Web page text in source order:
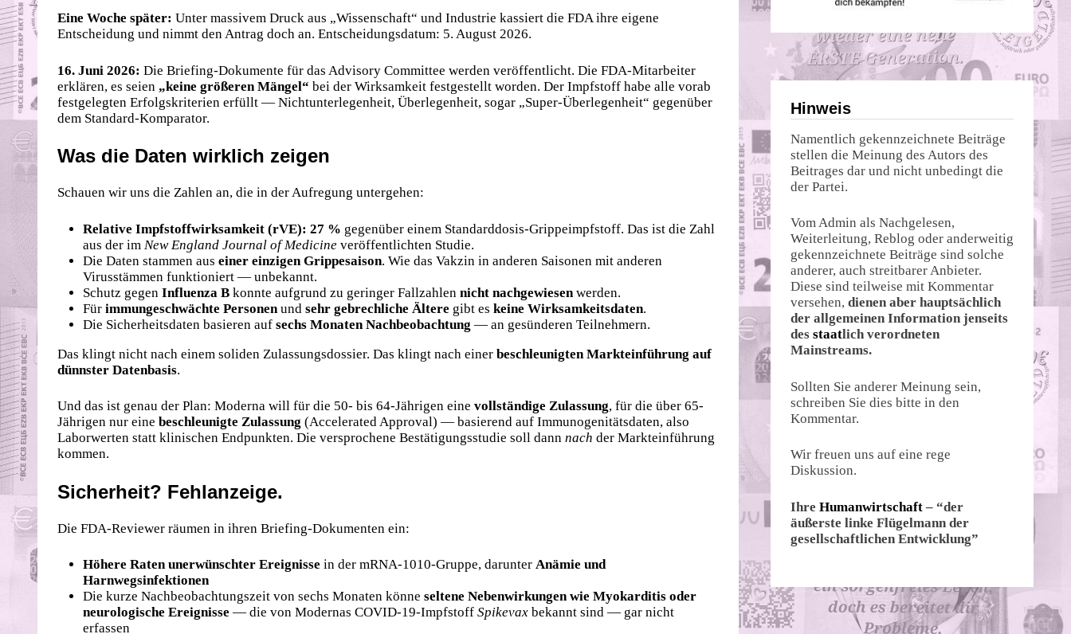
Eine Woche später: Unter massivem Druck aus „Wissenschaft“ und Industrie kassiert die FDA ihre eigene
Entscheidung und nimmt den Antrag doch an. Entscheidungsdatum: 5. August 2026.
16. Juni 2026: Die Briefing-Dokumente für das Advisory Committee werden veröffentlicht. Die FDA-Mitarbeiter
erklären, es seien „keine größeren Mängel“ bei der Wirksamkeit festgestellt worden. Der Impfstoff habe alle vorab
festgelegten Erfolgskriterien erfüllt — Nichtunterlegenheit, Überlegenheit, sogar „Super-Überlegenheit“ gegenüber
dem Standard-Komparator.
Was die Daten wirklich zeigen
Schauen wir uns die Zahlen an, die in der Aufregung untergehen:
Relative Impfstoffwirksamkeit (rVE): 27 % gegenüber einem Standarddosis-Grippeimpfstoff. Das ist die Zahl
aus der im New England Journal of Medicine veröffentlichten Studie.
Die Daten stammen aus einer einzigen Grippesaison. Wie das Vakzin in anderen Saisonen mit anderen
Virusstämmen funktioniert — unbekannt.
Schutz gegen Influenza B konnte aufgrund zu geringer Fallzahlen nicht nachgewiesenwerden.
Für immungeschwächte Personenund sehr gebrechliche Ältere gibt es keine Wirksamkeitsdaten.
Die Sicherheitsdaten basieren auf sechs Monaten Nachbeobachtung — an gesünderen Teilnehmern.
Das klingt nicht nach einem soliden Zulassungsdossier. Das klingt nach einer beschleunigten Markteinführung auf
dünnster Datenbasis.
Und das ist genau der Plan: Moderna will für die 50- bis 64-Jährigen eine vollständige Zulassung, für die über 65-
Jährigen nur eine beschleunigte Zulassung (Accelerated Approval) — basierend auf Immunogenitätsdaten, also
Laborwerten statt klinischen Endpunkten. Die versprochene Bestätigungsstudie soll dann nach der Markteinführung
kommen.
Sicherheit? Fehlanzeige.
Die FDA-Reviewer räumen in ihren Briefing-Dokumenten ein:
Höhere Raten unerwünschter Ereignisse in der mRNA-1010-Gruppe, darunter Anämie und
Harnwegsinfektionen
Die kurze Nachbeobachtungszeit von sechs Monaten könne seltene Nebenwirkungen wie Myokarditis oder
neurologische Ereignisse — die von Modernas COVID-19-Impfstoff Spikevax bekannt sind — gar nicht
erfassen
Hinweis
Namentlich gekennzeichnete Beiträge
stellen die Meinung des Autors des
Beitrages dar und nicht unbedingt die
der Partei.
Vom Admin als Nachgelesen,
Weiterleitung, Reblog oder anderweitig
gekennzeichnete Beiträge sind solche
anderer, auch streitbarer Anbieter.
Diese sind teilweise mit Kommentar
versehen, dienen aber hauptsächlich
der allgemeinen Information jenseits
des staatlich verordneten
Mainstreams.
Sollten Sie anderer Meinung sein,
schreiben Sie dies bitte in den
Kommentar.
Wir freuen uns auf eine rege
Diskussion.
Ihre Humanwirtschaft – “der
äußerste linke Flügelmann der
gesellschaftlichen Entwicklung”